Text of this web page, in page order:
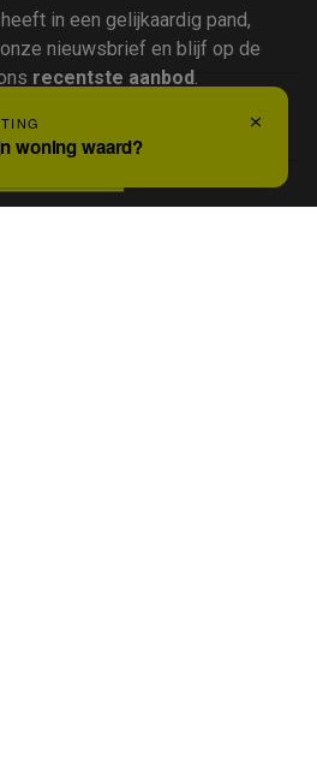
in een gelijkaardig pand,
nieuwsbrief en blijf op de
recentste aanbod.